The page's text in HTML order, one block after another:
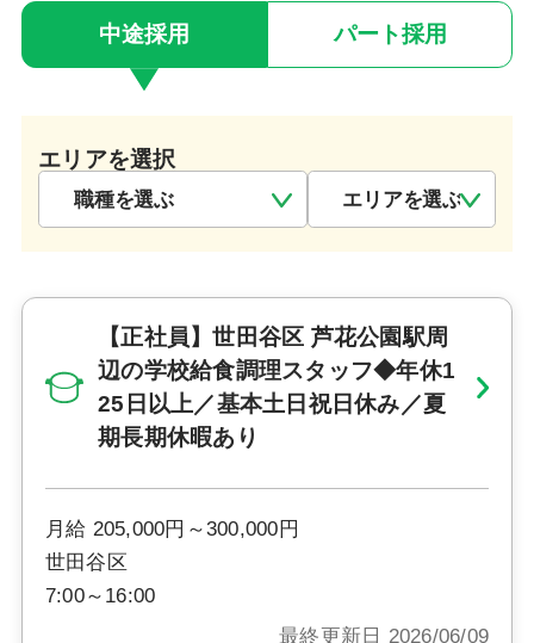
中途採用 パート採用
エリアを選択
【正社員】世田谷区 芦花公園駅周
辺の学校給食調理スタッフ◆年休1
25日以上／基本土日祝日休み／夏
期長期休暇あり
月給 205,000円～300,000円
世田谷区
7:00～16:00
最終更新日 2026/06/09